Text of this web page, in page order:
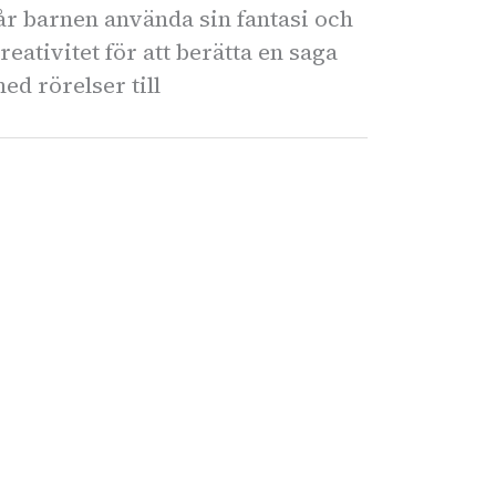
barnen använda sin fantasi och
för att berätta en saga
rörelser till